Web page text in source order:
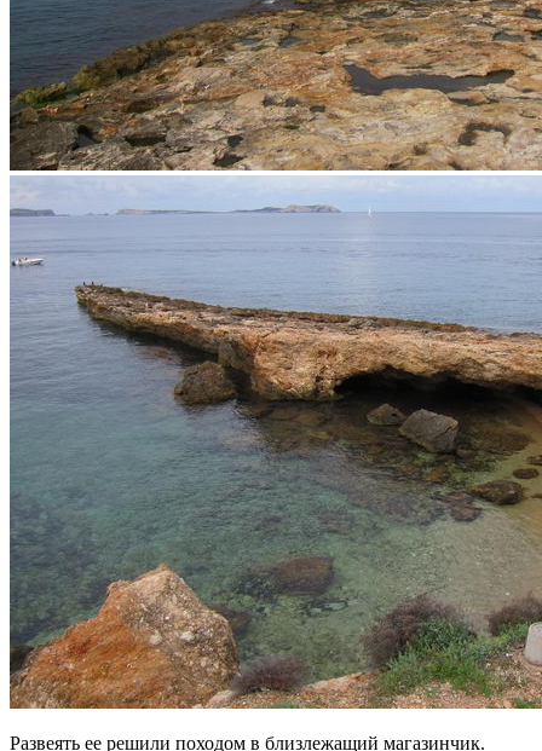
Развеять ее решили походом в близлежащий магазинчик.